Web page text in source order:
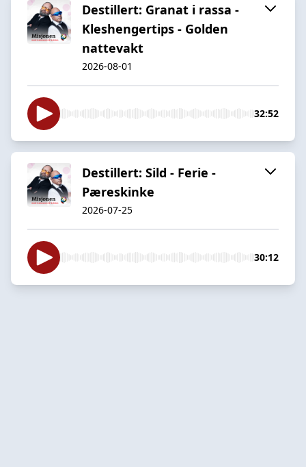
Destillert: Granat i rassa -
Kleshengertips - Golden
nattevakt
2026-08-01
32:52
Destillert: Sild - Ferie -
Pæreskinke
2026-07-25
30:12